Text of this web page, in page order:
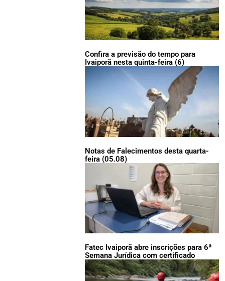
Confira a previsão do tempo para
Ivaiporã nesta quinta-feira (6)
Notas de Falecimentos desta quarta-
feira (05.08)
Fatec Ivaiporã abre inscrições para 6ª
Semana Jurídica com certificado